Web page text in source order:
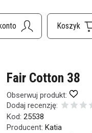
Fair Cotton 38
Obserwuj produkt:
Dodaj recenzję:
Kod: 25538
Producent: Katia